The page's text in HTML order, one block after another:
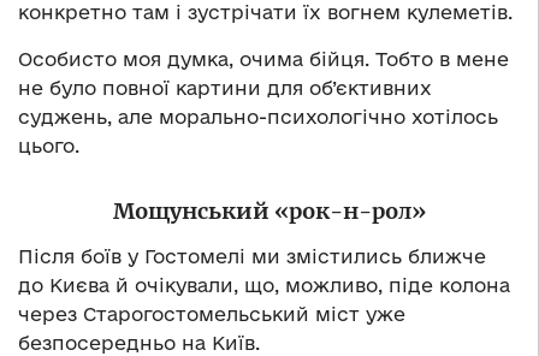
конкретно там і зустрічати їх вогнем кулеметів.
Особисто моя думка, очима бійця. Тобто в мене
не було повної картини для об’єктивних
суджень, але морально-психологічно хотілось
цього.
Мощунський «рок-н-рол»
Після боїв у Гостомелі ми змістились ближче
до Києва й очікували, що, можливо, піде колона
через Старогостомельський міст уже
безпосередньо на Київ.